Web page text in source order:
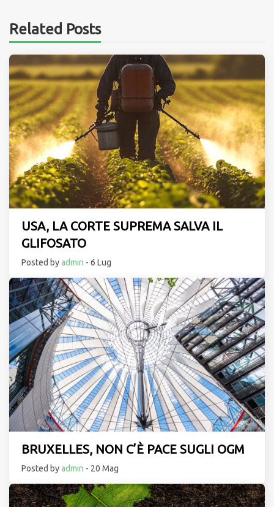
Related Posts
USA, LA CORTE SUPREMA SALVA IL
GLIFOSATO
Posted byadmin - 6 Lug
BRUXELLES, NON C’È PACE SUGLI OGM
Posted byadmin - 20 Mag